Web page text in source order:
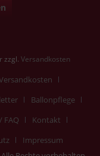
zzgl. Versandkosten
Ballonpflege
FAQ
Kontakt
Impressum